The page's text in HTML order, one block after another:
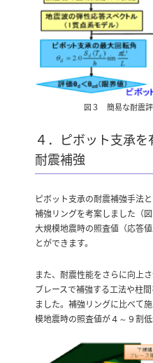
図３ 簡易な耐震
４．ピボット支承
耐震補強
ピボット支承の耐震補強手法
補強リングを考案しました（
大規模地震時の照査値（応答
とができます。
また、耐震性能をさらに向上
ブレースで補強する工法や柱
ました。補強リングに比べて
模地震時の照査値が４～９割